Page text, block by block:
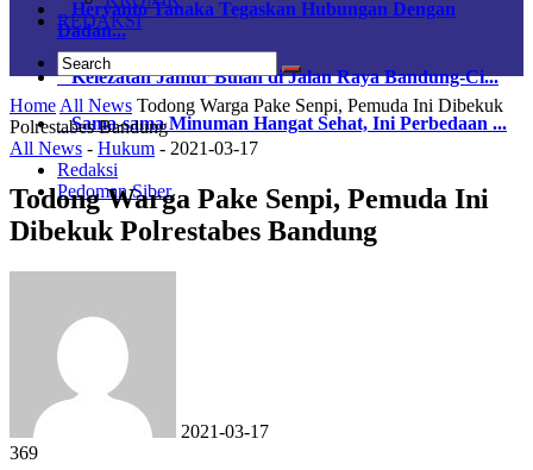
Heryanto Tanaka Tegaskan Hubungan Dengan
Dadan...
Kelezatan Jamur Bulan di Jalan Raya Bandung-Ci...
Sama-sama Minuman Hangat Sehat, Ini Perbedaan ...
Redaksi
Pedoman Siber
REDAKSI
Home All News Todong Warga Pake Senpi, Pemuda Ini Dibekuk
Polrestabes Bandung
All News - Hukum - 2021-03-17
Todong Warga Pake Senpi, Pemuda Ini
Dibekuk Polrestabes Bandung
2021-03-17
369